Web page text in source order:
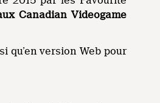
Canadian Videogame
version Web pour